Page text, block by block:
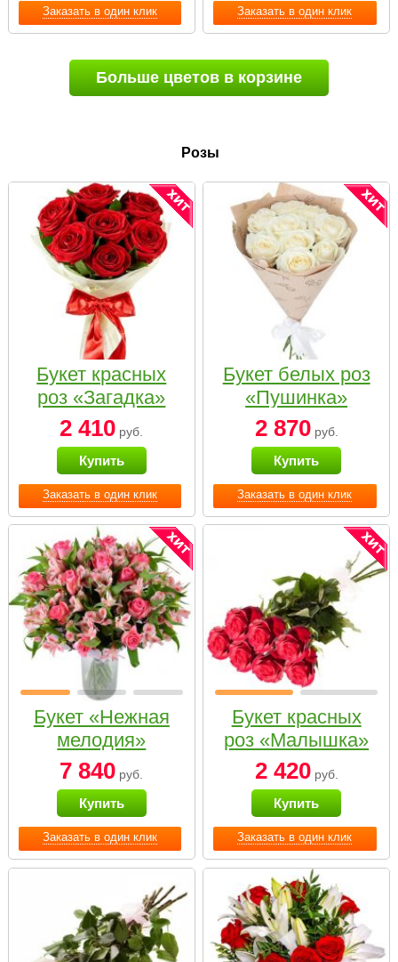
Заказать в один клик Заказать в один клик
Больше цветов в корзине
Розы
Заказать в один клик
Букет красных
роз «Загадка»
2 410 руб.
Купить
Заказать в один клик
Букет белых роз
«Пушинка»
2 870руб.
Купить
Заказать в один клик
Букет «Нежная
мелодия»
7 840 руб.
Купить
Заказать в один клик
Букет красных
роз «Малышка»
2 420руб.
Купить